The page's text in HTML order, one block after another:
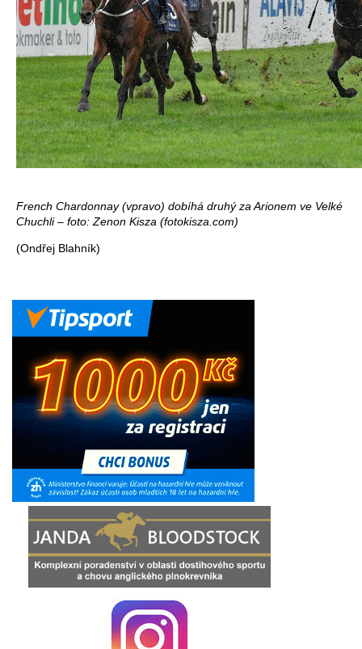
French Chardonnay (vpravo) dobíhá druhý za Arionem ve Velké
Chuchli – foto: Zenon Kisza (fotokisza.com)
(Ondřej Blahník)